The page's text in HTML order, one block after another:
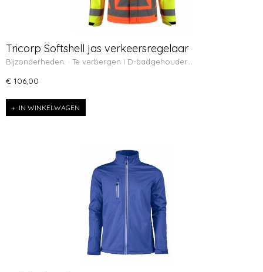
Tricorp Softshell jas verkeersregelaar
Bijzonderheden: · Te verbergen I D-badgehouder…
€ 106,00
IN WINKELWAGEN